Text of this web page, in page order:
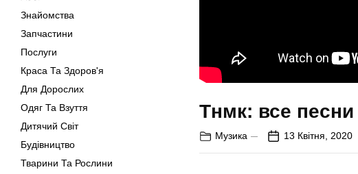
Знайомства
Запчастини
Послуги
Краса Та Здоров'я
Для Дорослих
Одяг Та Взуття
Дитячий Світ
Будівництво
Тварини Та Рослини
Тнмк: все песни
Музика 13 Квітня, 2020